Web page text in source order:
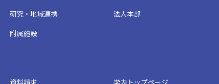
研究・地域連携
附属施設
法人本部